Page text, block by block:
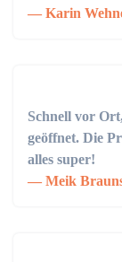
Karin
Schnell vor
geöffnet. Die
alles super!
Meik